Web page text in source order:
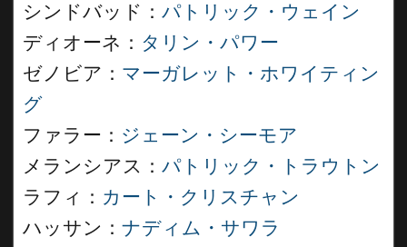
シンドバッド： パトリック・ウェイン
ディオーネ： タリン・パワー
ゼノビア： マーガレット・ホワイティン
グ
ファラー： ジェーン・シーモア
メランシアス： パトリック・トラウトン
ラフィ： カート・クリスチャン
ハッサン： ナディム・サワラ